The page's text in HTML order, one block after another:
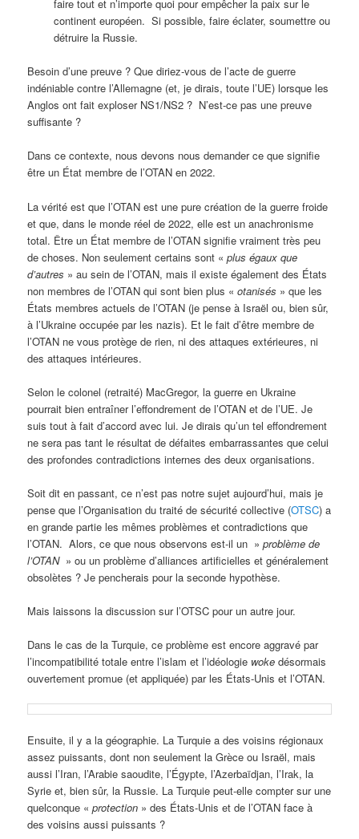
faire tout et n’importe quoi pour empêcher la paix sur le
continent européen. Si possible, faire éclater, soumettre ou
détruire la Russie.
Besoin d’une preuve ? Que diriez-vous de l’acte de guerre
indéniable contre l’Allemagne (et, je dirais, toute l’UE) lorsque les
Anglos ont fait exploser NS1/NS2 ? N’est-ce pas une preuve
suffisante ?
Dans ce contexte, nous devons nous demander ce que signifie
être un État membre de l’OTAN en 2022.
La vérité est que l’OTAN est une pure création de la guerre froide
et que, dans le monde réel de 2022, elle est un anachronisme
total. Être un État membre de l’OTAN signifie vraiment très peu
de choses. Non seulement certains sont «plus égaux que
d’autres » au sein de l’OTAN, mais il existe également des États
non membres de l’OTAN qui sont bien plus «otanisés » que les
États membres actuels de l’OTAN (je pense à Israël ou, bien sûr,
à l’Ukraine occupée par les nazis). Et le fait d’être membre de
l’OTAN ne vous protège de rien, ni des attaques extérieures, ni
des attaques intérieures.
Selon le colonel (retraité) MacGregor, la guerre en Ukraine
pourrait bien entraîner l’effondrement de l’OTAN et de l’UE. Je
suis tout à fait d’accord avec lui. Je dirais qu’un tel effondrement
ne sera pas tant le résultat de défaites embarrassantes que celui
des profondes contradictions internes des deux organisations.
Soit dit en passant, ce n’est pas notre sujet aujourd’hui, mais je
pense que l’Organisation du traité de sécurité collective (OTSC) a
en grande partie les mêmes problèmes et contradictions que
l’OTAN. Alors, ce que nous observons est-il un »problème de
l’OTAN» ou un problème d’alliances artificielles et généralement
obsolètes ? Je pencherais pour la seconde hypothèse.
Mais laissons la discussion sur l’OTSC pour un autre jour.
Dans le cas de la Turquie, ce problème est encore aggravé par
l’incompatibilité totale entre l’islam et l’idéologie woke désormais
ouvertement promue (et appliquée) par les États-Unis et l’OTAN.
Ensuite, il y a la géographie. La Turquie a des voisins régionaux
assez puissants, dont non seulement la Grèce ou Israël, mais
aussi l’Iran, l’Arabie saoudite, l’Égypte, l’Azerbaïdjan, l’Irak, la
Syrie et, bien sûr, la Russie. La Turquie peut-elle compter sur une
quelconque «protection » des États-Unis et de l’OTAN face à
des voisins aussi puissants ?